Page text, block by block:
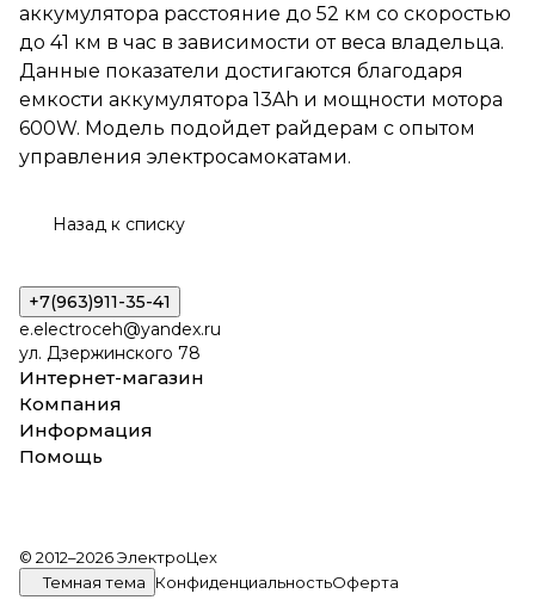
мощности мотора 600W.
Модель подойдет райдерам с
опытом управления
аккумулятора расстояние до 52 км со скоростью
до 41 км в час в зависимости от веса владельца.
Данные показатели достигаются благодаря
емкости аккумулятора 13Ah и мощности мотора
600W. Модель подойдет райдерам с опытом
управления электросамокатами.
Назад к списку
+7(963)911-35-41
e.electroceh@yandex.ru
ул. Дзержинского 78
Интернет-магазин
Компания
Информация
Помощь
© 2012–2026 ЭлектроЦех
Темная тема
КонфиденциальностьОферта